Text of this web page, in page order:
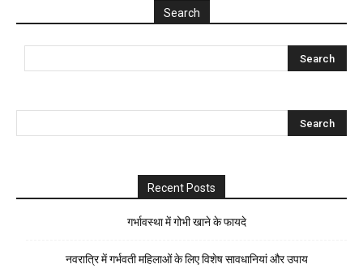
Search
Recent Posts
गर्भावस्था में गोभी खाने के फायदे
नवरात्रि में गर्भवती महिलाओं के लिए विशेष सावधानियां और उपाय